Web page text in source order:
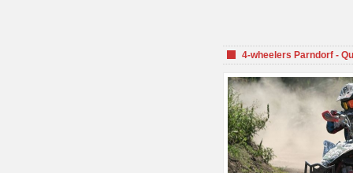
4-wheelers Parndorf -